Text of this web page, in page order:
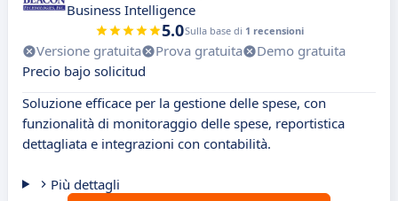
Business Intelligence
5.0Sulla base di 1 recensioni
Versione gratuita Prova gratuita
Demo gratuita
Precio bajo solicitud
Soluzione efficace per la gestione delle spese, con
funzionalità di monitoraggio delle spese, reportistica
dettagliata e integrazioni con contabilità.
Più dettagli